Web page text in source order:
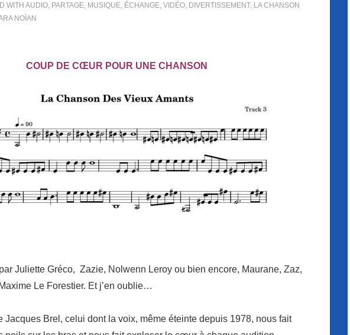
WITH AUDIO, PARTAGE, MUSIQUE, ÉCHANGE, VIDÉO, DIVERTISSEMENT, LA CHANSON
NOÏAN
COUP DE CŒUR POUR UNE CHANSON
Juliette Gréco, Zazie, Nolwenn Leroy ou bien encore, Maurane, Zaz,
Le Forestier. Et j’en oublie…
Jacques Brel, celui dont la voix, même éteinte depuis 1978, nous fait